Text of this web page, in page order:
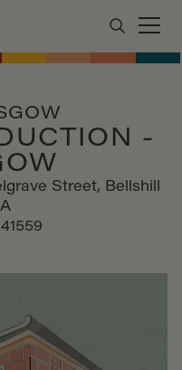
-
Street, Bellshill